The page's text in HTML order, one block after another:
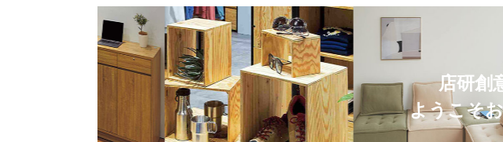
店研創
ようこそ